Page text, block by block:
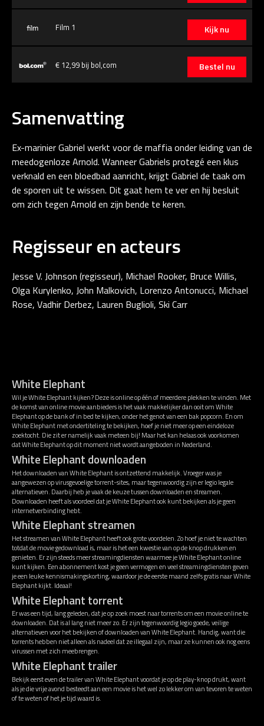
Kijk nu
Film 1
Bestel nu
€ 12,99 bij bol,com
Samenvatting
Ex-marinier Gabriel werkt voor de maffia onder leiding van de
meedogenloze Arnold. Wanneer Gabriels protegé een klus
verknald en een bloedbad aanricht, krijgt Gabriel de taak om
de sporen uit te wissen. Dit gaat hem te ver en hij besluit
om zich tegen Arnold en zijn bende te keren.
Regisseur en acteurs
Jesse V. Johnson (regisseur), Michael Rooker, Bruce Willis,
Olga Kurylenko, John Malkovich, Lorenzo Antonucci, Michael
Rose, Vadhir Derbez, Lauren Buglioli, Ski Carr
White Elephant
Wil je White Elephant kijken? Deze is online op één of meerdere plekken te vinden. Met
de komst van online movie aanbieders is het vaak makkelijker dan ooit om White
Elephant op de bank of in bed te kijken, onder het genot van een bak popcorn. En om
White Elephant met ondertiteling te bekijken, hoef je niet meer op een eindeloze
zoektocht. Die zit er namelijk vaak meteen bij! Maar het kan helaas ook voorkomen
dat White Elephant op dit moment niet wordt aangeboden in Nederland.
White Elephant downloaden
Het downloaden van White Elephant is ontzettend makkelijk. Vroeger was je
aangewezen op virusgevoelige torrent-sites, maar tegenwoordig zijn er legio legale
alternatieven. Daarbij heb je vaak de keuze tussen downloaden en streamen.
Downloaden heeft als voordeel dat je White Elephant ook kunt bekijken als je geen
internetverbinding hebt.
White Elephant streamen
Het streamen van White Elephant heeft ook grote voordelen. Zo hoef je niet te wachten
totdat de movie gedownload is, maar is het een kwestie van op de knop drukken en
genieten. Er zijn steeds meer streamingdiensten waarmee je White Elephant online
kunt kijken. Een abonnement kost je geen vermogen en veel streamingdiensten geven
je een leuke kennismakingskorting, waardoor je de eerste maand zelfs gratis naar White
Elephant kijkt. Ideaal!
White Elephant torrent
Er was een tijd, lang geleden, dat je op zoek moest naar torrents om een movie online te
downloaden. Dat is al lang niet meer zo. Er zijn tegenwoordig legio goede, veilige
alternatieven voor het bekijken of downloaden van White Elephant. Handig, want die
torrents hebben niet alleen als nadeel dat ze illegaal zijn, maar ze kunnen ook nog eens
virussen met zich meebrengen.
White Elephant trailer
Bekijk eerst even de trailer van White Elephant voordat je op de play-knop drukt, want
als je die vrije avond besteedt aan een movie is het wel zo lekker om van tevoren te weten
of te weten of het je tijd waard is.